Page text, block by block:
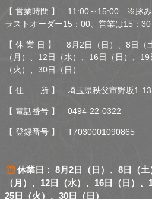
【 営業時間 】 11:00～15:00 ※豚み
ラストオーダー15：00、営業は15：
【 休 業 日 】 8月2日（日）、8日（
（月）、12日（水）、16日（日）、
（火）、30日（日）
【 住 所 】 埼玉県秩父市野坂1-
【 電話番号 】 0494-22-0322
【 登録番号 】 T7030001090865
休業日： 8月2日（日）、8日（
（月）、12日（水）、16日（日）、
25日（火）、30日（日）